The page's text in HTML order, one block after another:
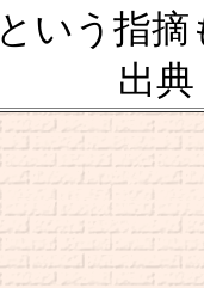
という指
出典